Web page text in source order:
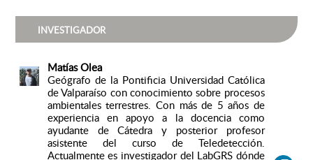
INVESTIGADOR
Matías Olea
Geógrafo de la Pontificia Universidad Católica
de Valparaíso con conocimiento sobre procesos
ambientales terrestres. Con más de 5 años de
experiencia en apoyo a la docencia como
ayudante de Cátedra y posterior profesor
asistente del curso de Teledetección.
Actualmente es investigador del LabGRS dónde